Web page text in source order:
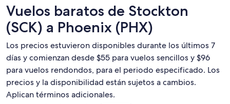
Vuelos baratos de Stockton
(SCK) a Phoenix (PHX)
Los precios estuvieron disponibles durante los últimos 7
días y comienzan desde $55 para vuelos sencillos y $96
para vuelos rendondos, para el periodo especificado. Los
precios y la disponibilidad están sujetos a cambios.
Aplican términos adicionales.